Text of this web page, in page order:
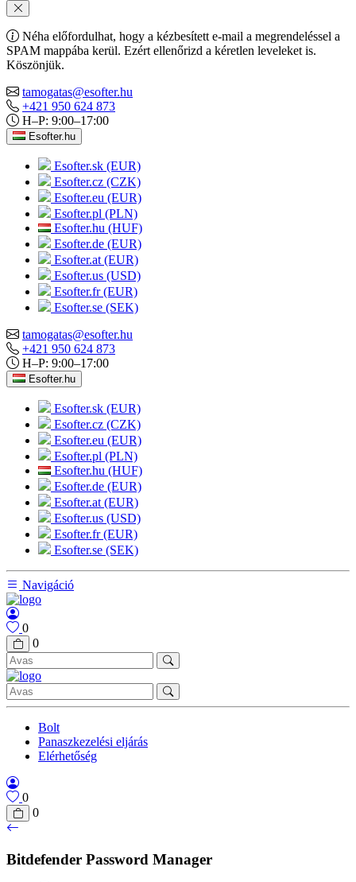
Néha előfordulhat, hogy a kézbesített e-mail a megrendeléssel a
SPAM mappába kerül. Ezért ellenőrizd a kéretlen leveleket is.
Köszönjük.
tamogatas@esofter.hu
+421 950 624 873
H–P: 9:00–17:00
Esofter.hu
Esofter.sk (EUR)
Esofter.cz (CZK)
Esofter.eu (EUR)
Esofter.pl (PLN)
Esofter.hu (HUF)
Esofter.de (EUR)
Esofter.at (EUR)
Esofter.us (USD)
Esofter.fr (EUR)
Esofter.se (SEK)
tamogatas@esofter.hu
+421 950 624 873
H–P: 9:00–17:00
Esofter.hu
Esofter.sk (EUR)
Esofter.cz (CZK)
Esofter.eu (EUR)
Esofter.pl (PLN)
Esofter.hu (HUF)
Esofter.de (EUR)
Esofter.at (EUR)
Esofter.us (USD)
Esofter.fr (EUR)
Esofter.se (SEK)
Navigáció
0
0
Bolt
Panaszkezelési eljárás
Elérhetőség
0
0
Bitdefender Password Manager